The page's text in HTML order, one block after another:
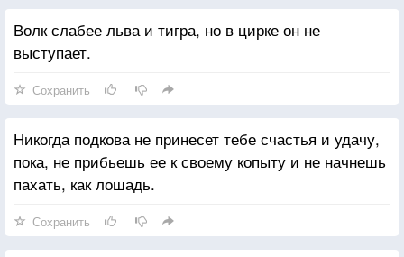
Волк слабее льва и тигра, но в цирке он не
выступает.
Сохранить
Никогда подкова не принесет тебе счастья и удачу,
пока, не прибьешь ее к своему копыту и не начнешь
пахать, как лошадь.
Сохранить